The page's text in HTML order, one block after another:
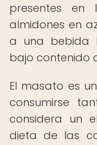
presentes en
almidones en
a una bebida
bajo contenido
El masato es
consumirse
considera un
dieta de las